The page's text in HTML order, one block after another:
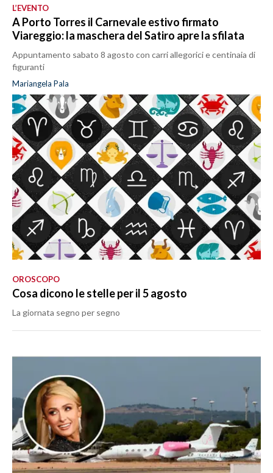
L’EVENTO
A Porto Torres il Carnevale estivo firmato
Viareggio: la maschera del Satiro apre la sfilata
Appuntamento sabato 8 agosto con carri allegorici e centinaia di
figuranti
Mariangela Pala
OROSCOPO
Cosa dicono le stelle per il 5 agosto
La giornata segno per segno